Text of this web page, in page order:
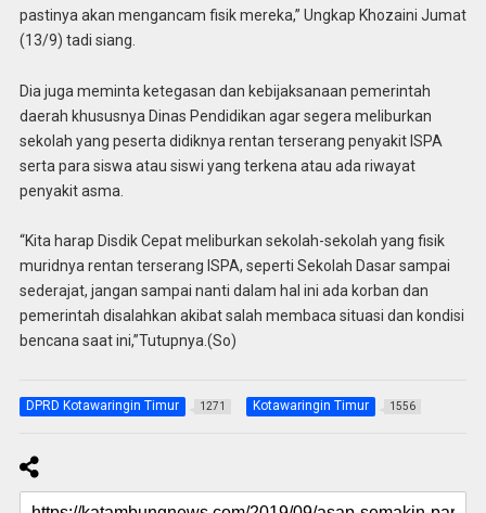
pastinya akan mengancam fisik mereka,” Ungkap Khozaini Jumat
(13/9) tadi siang.
Dia juga meminta ketegasan dan kebijaksanaan pemerintah
daerah khususnya Dinas Pendidikan agar segera meliburkan
sekolah yang peserta didiknya rentan terserang penyakit ISPA
serta para siswa atau siswi yang terkena atau ada riwayat
penyakit asma.
“Kita harap Disdik Cepat meliburkan sekolah-sekolah yang fisik
muridnya rentan terserang ISPA, seperti Sekolah Dasar sampai
sederajat, jangan sampai nanti dalam hal ini ada korban dan
pemerintah disalahkan akibat salah membaca situasi dan kondisi
bencana saat ini,”Tutupnya.(So)
DPRD Kotawaringin Timur 1271 Kotawaringin Timur 1556